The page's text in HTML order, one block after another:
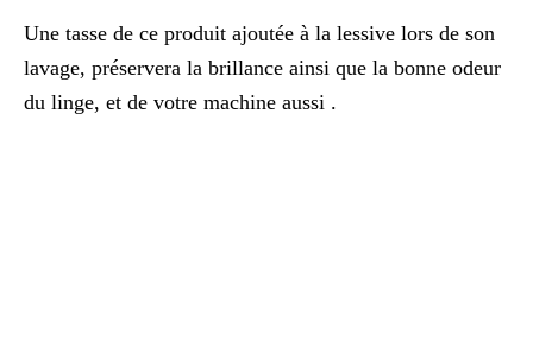
Une tasse de ce produit ajoutée à la lessive lors de son
lavage, préservera la brillance ainsi que la bonne odeur
du linge, et de votre machine aussi .